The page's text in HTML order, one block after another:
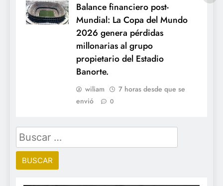
Balance financiero post-
Mundial: La Copa del Mundo
2026 genera pérdidas
millonarias al grupo
propietario del Estadio
Banorte.
wiliam
7 horas desde que se
envió
0
Buscar: